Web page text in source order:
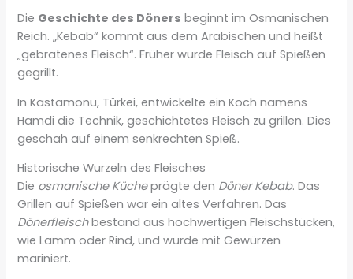
Die Geschichte des Döners beginnt im Osmanischen
Reich. „Kebab“ kommt aus dem Arabischen und heißt
„gebratenes Fleisch“. Früher wurde Fleisch auf Spießen
gegrillt.
In Kastamonu, Türkei, entwickelte ein Koch namens
Hamdi die Technik, geschichtetes Fleisch zu grillen. Dies
geschah auf einem senkrechten Spieß.
Historische Wurzeln des Fleisches
Die osmanische Kücheprägte den Döner Kebab. Das
Grillen auf Spießen war ein altes Verfahren. Das
Dönerfleischbestand aus hochwertigen Fleischstücken,
wie Lamm oder Rind, und wurde mit Gewürzen
mariniert.